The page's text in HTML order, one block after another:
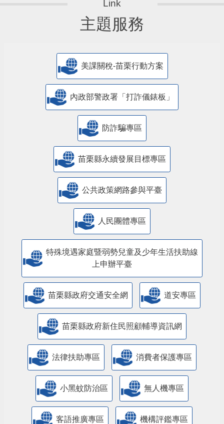
主題服務
美課關稅-苗栗行動方案
內政部警政署「打詐儀錶板」
防詐騙專區
苗栗縣永續發展目標專區
公共政策網路參與平臺
人民團體專區
特殊境遇家庭暨弱勢兒童及少年生活扶助線
上申辦平臺
苗栗縣政府交通安全網 道安專區
苗栗縣政府新住民照顧輔導資訊網
法律扶助專區 消費者保護專區
小黑蚊防治區 無人機專區
客語推廣專區 機構評鑑專區